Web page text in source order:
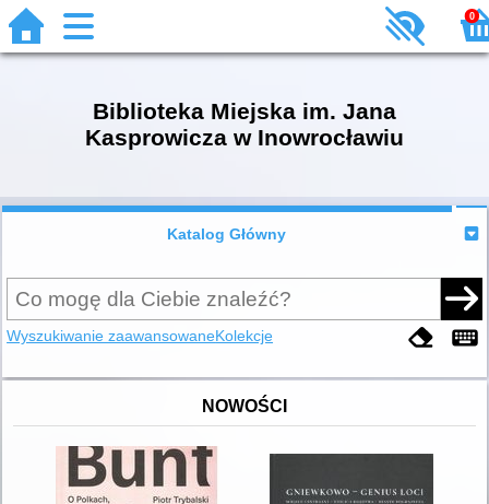
0
Biblioteka Miejska im. Jana
Kasprowicza w Inowrocławiu
Katalog Główny
Wyszukiwanie zaawansowaneKolekcje
NOWOŚCI